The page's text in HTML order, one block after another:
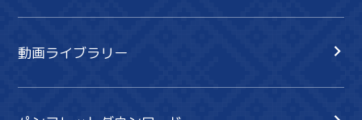
動画ライブラリー